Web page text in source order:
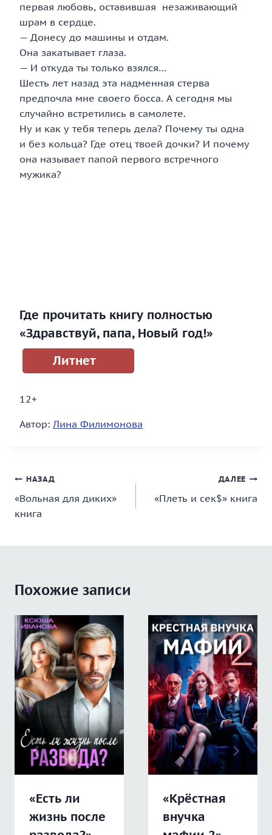
первая любовь, оставившая незаживающий
шрам в сердце.
— Донесу до машины и отдам.
Она закатывает глаза.
— И откуда ты только взялся…
Шесть лет назад эта надменная стерва
предпочла мне своего босса. А сегодня мы
случайно встретились в самолете.
Ну и как у тебя теперь дела? Почему ты одна
и без кольца? Где отец твоей дочки? И почему
она называет папой первого встречного
мужика?
Где прочитать книгу полностью
«Здравствуй, папа, Новый год!»
Литнет
12+
Автор: Лина Филимонова
Навигация
по
записям
НАЗАД
«Вольная для диких»
книга
ДАЛЕЕ
«Плеть и сек$» книга
Похожие записи
«Есть ли
жизнь после
«Крёстная
внучка